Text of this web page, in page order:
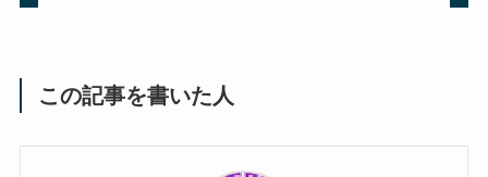
この記事を書いた人